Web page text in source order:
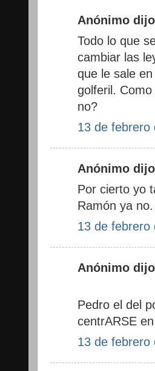
Anónimo
Todo lo que
cambiar las
que le sale
golferil.
no?
13 de febrero
Anónimo
Por cierto yo
Ramón ya no.
13 de febrero
Anónimo
Pedro el del
centrARSE
13 de febrero